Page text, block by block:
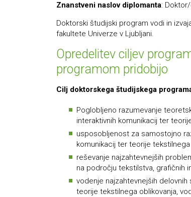
Znanstveni naslov diplomanta:
Doktorski študijski program vodi in
fakultete Univerze v Ljubljani.
Opredelitev ciljev
programom pridobijo
Cilj doktorskega študijskega
Poglobljeno razumevanje
interaktivnih komunikacij ter
usposobljenost za samostojno
komunikacij ter teorije tekstilnega
reševanje najzahtevnejših
na področju tekstilstva, grafičnih
vodenje najzahtevnejših
teorije tekstilnega oblikovanja,